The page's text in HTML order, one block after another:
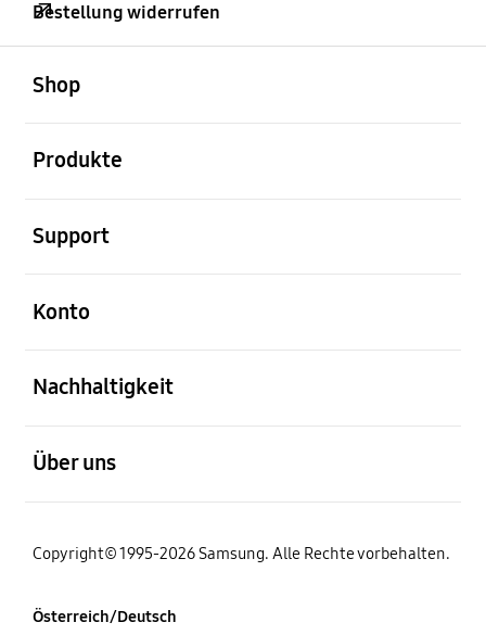
Bestellung widerrufen
Shop
Produkte
Support
Konto
Nachhaltigkeit
Über uns
Copyright© 1995-2026 Samsung. Alle Rechte vorbehalten.
Österreich/Deutsch